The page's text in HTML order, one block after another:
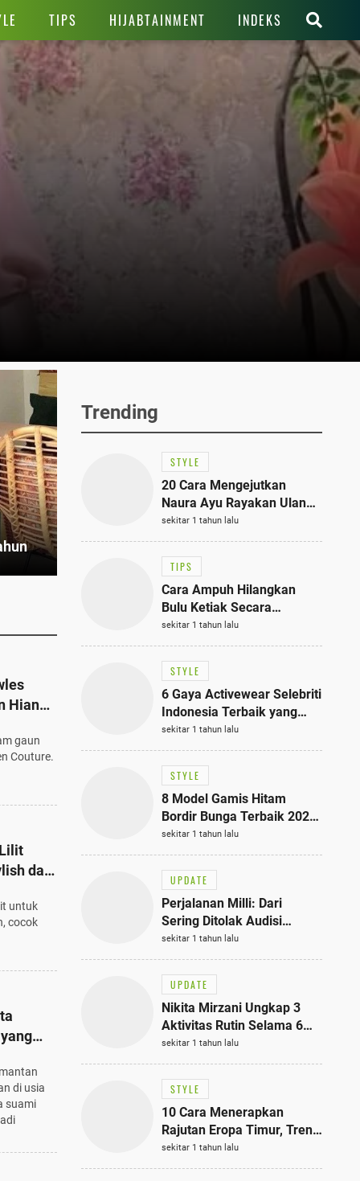
TIPS HIJABTAINMENT INDEKS
Hian
gaun
Couture.
dan
untuk
cocok
di usia
suami
Trending
STYLE
20 Cara Mengejutkan
Naura Ayu Rayakan Ulang
Tahun di Panti Asuhan,
Terlihat Anggun dengan
Kaftan Cokelat
sekitar 1 tahun lalu
TIPS
Cara Ampuh Hilangkan
Bulu Ketiak Secara
Permanen dalam 5
Langkah Sederhana
sekitar 1 tahun lalu
STYLE
6 Gaya Activewear Selebriti
Indonesia Terbaik yang
Bisa Jadi Inspirasi
Fashionmu
sekitar 1 tahun lalu
STYLE
8 Model Gamis Hitam
Bordir Bunga Terbaik 2025,
Stylish untuk Hangout
hingga Acara Semi-Formal
sekitar 1 tahun lalu
UPDATE
Perjalanan Milli: Dari
Sering Ditolak Audisi
hingga Menjadi Rapper Top
10 Thailand
sekitar 1 tahun lalu
UPDATE
Nikita Mirzani Ungkap 3
Aktivitas Rutin Selama 6
Bulan di Rutan Pondok
Bambu, Terungkap!
sekitar 1 tahun lalu
STYLE
10 Cara Menerapkan
Rajutan Eropa Timur, Tren
Mode Terbaik dan Paling
Dicari 2023
sekitar 1 tahun lalu